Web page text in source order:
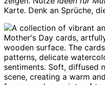
Karte. Denk an Sprüche,